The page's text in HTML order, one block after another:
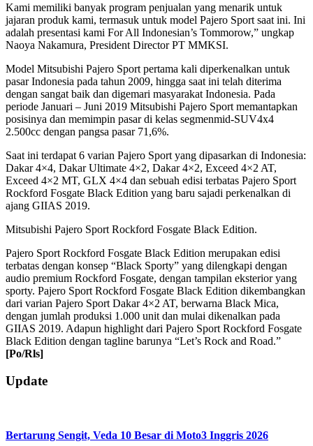
Kami memiliki banyak program penjualan yang menarik untuk
jajaran produk kami, termasuk untuk model Pajero Sport saat ini. Ini
adalah presentasi kami For All Indonesian’s Tommorow,” ungkap
Naoya Nakamura, President Director PT MMKSI.
Model Mitsubishi Pajero Sport pertama kali diperkenalkan untuk
pasar Indonesia pada tahun 2009, hingga saat ini telah diterima
dengan sangat baik dan digemari masyarakat Indonesia. Pada
periode Januari – Juni 2019 Mitsubishi Pajero Sport memantapkan
posisinya dan memimpin pasar di kelas segmenmid-SUV4x4
2.500cc dengan pangsa pasar 71,6%.
Saat ini terdapat 6 varian Pajero Sport yang dipasarkan di Indonesia:
Dakar 4×4, Dakar Ultimate 4×2, Dakar 4×2, Exceed 4×2 AT,
Exceed 4×2 MT, GLX 4×4 dan sebuah edisi terbatas Pajero Sport
Rockford Fosgate Black Edition yang baru sajadi perkenalkan di
ajang GIIAS 2019.
Mitsubishi Pajero Sport Rockford Fosgate Black Edition.
Pajero Sport Rockford Fosgate Black Edition merupakan edisi
terbatas dengan konsep “Black Sporty” yang dilengkapi dengan
audio premium Rockford Fosgate, dengan tampilan eksterior yang
sporty. Pajero Sport Rockford Fosgate Black Edition dikembangkan
dari varian Pajero Sport Dakar 4×2 AT, berwarna Black Mica,
dengan jumlah produksi 1.000 unit dan mulai dikenalkan pada
GIIAS 2019. Adapun highlight dari Pajero Sport Rockford Fosgate
Black Edition dengan tagline barunya “Let’s Rock and Road.”
[Po/Rls]
2019-
07-
Update
Bertarung Sengit, Veda 10 Besar di Moto3 Inggris 2026